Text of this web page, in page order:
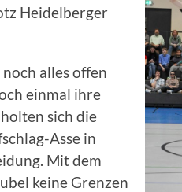
Heidelberger
alles offen
einmal ihre
sich die
Asse in
Mit dem
keine Grenzen